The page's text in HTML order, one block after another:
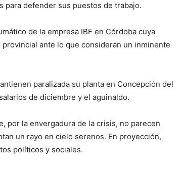
defender sus puestos de trabajo.
de la empresa IBF en Córdoba cuya
ante lo que consideran un inminente
paralizada su planta en Concepción del
de diciembre y el aguinaldo.
por la envergadura de la crisis, no parecen
un rayo en cielo serenos. En proyección,
políticos y sociales.